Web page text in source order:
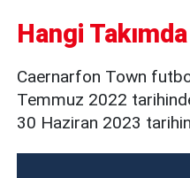
Hangi
Caernarfon Town
Temmuz 2022
30 Haziran 2023